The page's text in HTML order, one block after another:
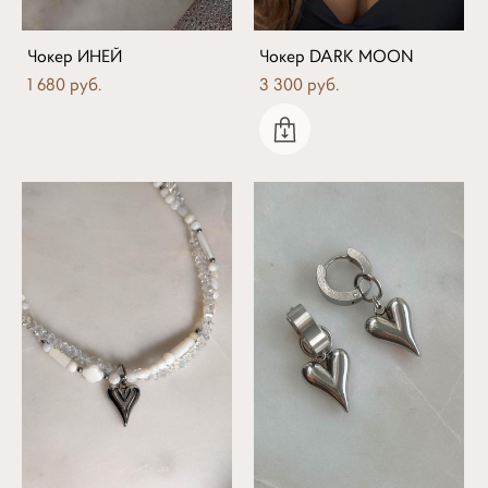
Чокер ИНЕЙ
1 680 pуб.
Чокер DARK MOON
3 300 pуб.